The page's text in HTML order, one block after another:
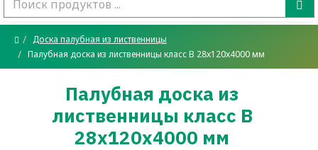
Доска палубная из лиственницы
Палубная доска из лиственницы класс В 28x120x4000 мм
Палубная доска из
лиственницы класс В
28x120x4000 мм